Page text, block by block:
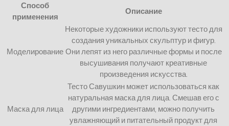
Способ
применения
Описание
Моделирование
Некоторые художники используют тесто для
создания уникальных скульптур и фигур.
Они лепят из него различные формы и после
высушивания получают креативные
произведения искусства.
Маска для лица
Тесто Савушкин может использоваться как
натуральная маска для лица. Смешав его с
другими ингредиентами, можно получить
увлажняющий и питательный продукт для